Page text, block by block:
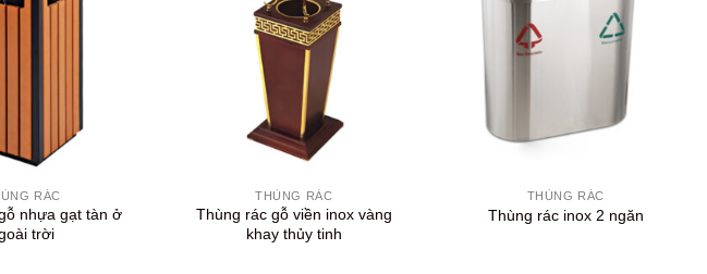
RÁC
nhựa gạt tàn ở
trời
THÙNG RÁC
Thùng rác gỗ viền inox vàng
khay thủy tinh
THÙNG RÁC
Thùng rác inox 2 ngăn